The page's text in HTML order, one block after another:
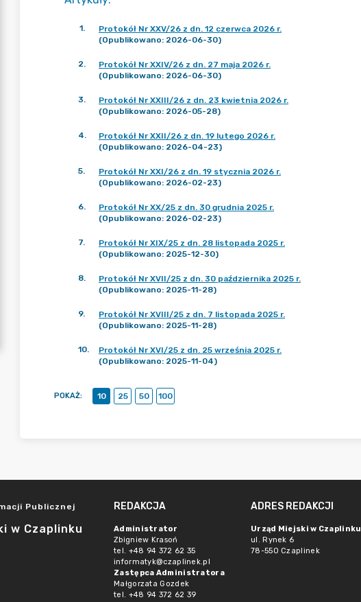
1.
Protokół Nr XXV/26 z dn. 12 czerwca 2026 r.
(Opublikowano: 2026-06-30)
2.
Protokół Nr XXIV/26 z dn. 27 maja 2026 r.
(Opublikowano: 2026-06-30)
3.
Protokół Nr XXIII/26 z dn. 23 kwietnia 2026 r.
(Opublikowano: 2026-05-28)
4.
Protokół Nr XXII/26 z dn. 19 lutego 2026 r.
(Opublikowano: 2026-04-23)
5.
Protokół Nr XXI/26 z dn. 19 stycznia 2026 r.
(Opublikowano: 2026-02-23)
6.
Protokół Nr XX/25 z dn. 30 grudnia 2025 r.
(Opublikowano: 2026-02-23)
7.
Protokół Nr XIX/25 z dn. 28 listopada 2025 r.
(Opublikowano: 2025-12-30)
8.
Protokół Nr XVII/25 z dn. 30 października 2025 r.
(Opublikowano: 2025-11-28)
9.
Protokół Nr XVIII/25 z dn. 7 listopada 2025 r.
(Opublikowano: 2025-11-28)
10.
Protokół Nr XVI/25 z dn. 25 września 2025 r.
(Opublikowano: 2025-11-04)
POKAŻ: 10 25 50 100
Publicznej
w Czaplinku
REDAKCJA
Administrator
Zbigniew Krasoń
tel. +48 94 372 62 35
informatyk@czaplinek.pl
Zastępca Administratora
Małgorzata Gozdek
tel. +48 94 372 62 39
ADRES REDAKCJI
Urząd Miejski w Czaplinku
ul. Rynek 6
78-550 Czaplinek